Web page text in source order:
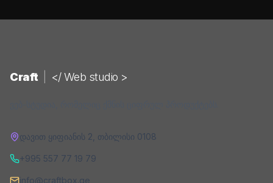
Craft </ Web studio >
დავით ყიფიანის 2 თბილისი 0108
+995 557 77 19 79
info@craftbox.ge